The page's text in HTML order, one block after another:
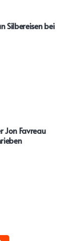
Silbereisen bei
Jon Favreau